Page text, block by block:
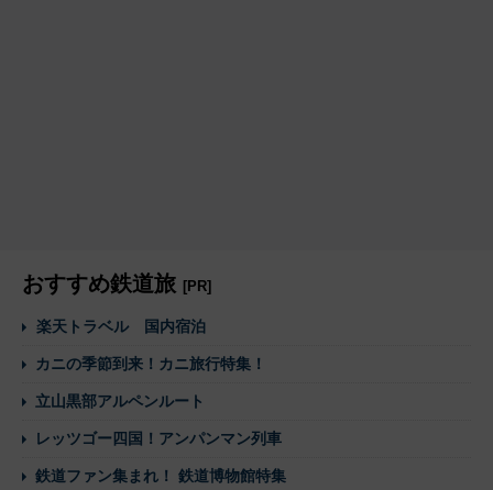
おすすめ鉄道旅 [PR]
楽天トラベル 国内宿泊
カニの季節到来！カニ旅行特集！
立山黒部アルペンルート
レッツゴー四国！アンパンマン列車
鉄道ファン集まれ！ 鉄道博物館特集